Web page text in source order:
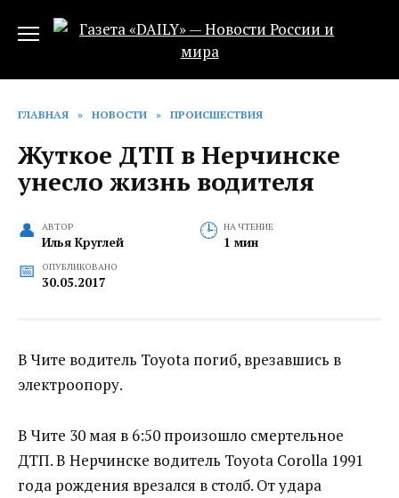
ГЛАВНАЯ » НОВОСТИ » ПРОИСШЕСТВИЯ
Жуткое ДТП в Нерчинске
унесло жизнь водителя
АВТОР
Илья Круглей
НА ЧТЕНИЕ
1 мин
ОПУБЛИКОВАНО
30.05.2017
В Чите водитель Toyota погиб, врезавшись в
электроопору.
В Чите 30 мая в 6:50 произошло смертельное
ДТП. В Нерчинске водитель Toyota Corolla 1991
года рождения врезался в столб. От удара